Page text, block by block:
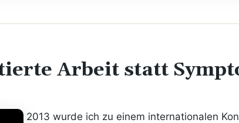
Arbeit statt
2013 wurde ich zu einem internationalen